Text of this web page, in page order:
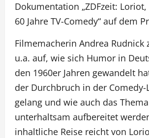
Dokumentation „ZDFzeit:
60 Jahre TV-Comedy“ auf dem
Filmemacherin Andrea Rudnick
u.a. auf, wie sich Humor in
den 1960er Jahren gewandelt
der Durchbruch in der Comedy-
gelang und wie auch das
unterhaltsam aufbereitet
inhaltliche Reise reicht von